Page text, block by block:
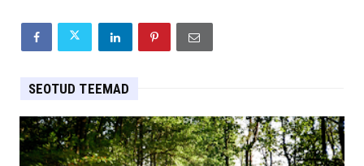
SEOTUD TEEMAD